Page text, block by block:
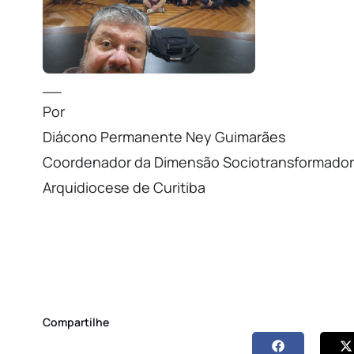
Por
Diácono Permanente Ney Guimarães
Coordenador da Dimensão
Arquidiocese de Curitiba
Compartilhe